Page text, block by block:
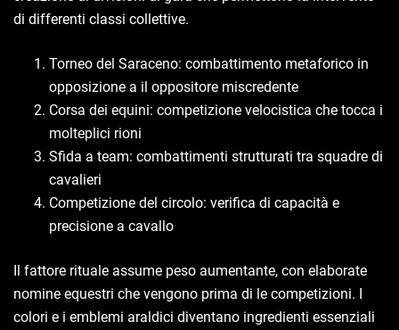
di differenti classi collettive.
Torneo del Saraceno: combattimento metaforico in
opposizione a il oppositore miscredente
Corsa dei equini: competizione velocistica che tocca i
molteplici rioni
Sfida a team: combattimenti strutturati tra squadre di
cavalieri
Competizione del circolo: verifica di capacità e
precisione a cavallo
Il fattore rituale assume peso aumentante, con elaborate
nomine equestri che vengono prima di le competizioni. I
colori e i emblemi araldici diventano ingredienti essenziali